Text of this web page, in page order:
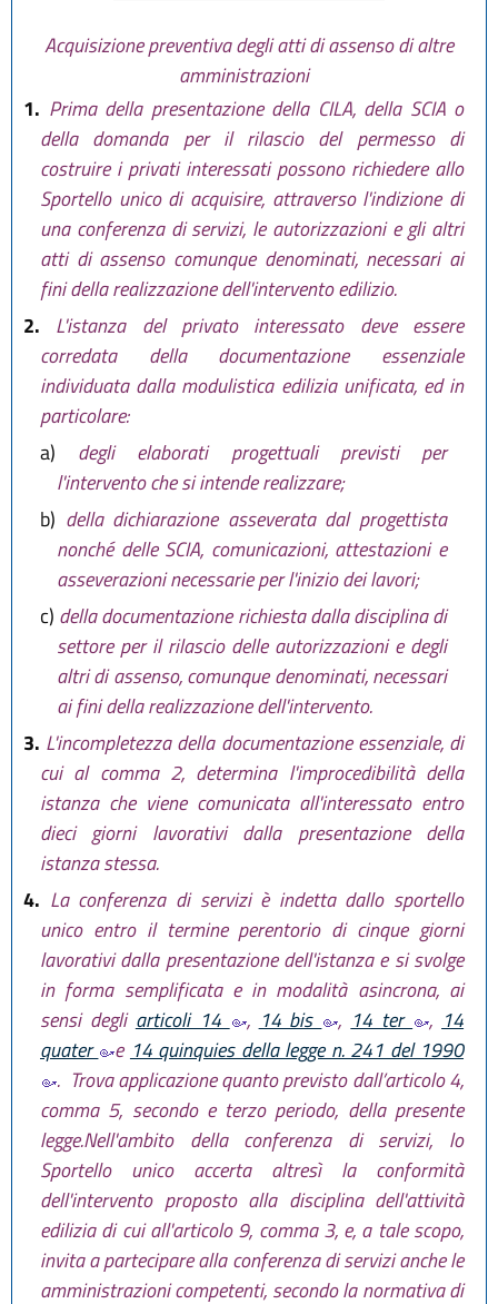
L.R. 20 maggio 2021, n. 5)
Acquisizione preventiva degli atti di assenso di altre
amministrazioni
1. Prima della presentazione della CILA, della SCIA o
della domanda per il rilascio del permesso di
costruire i privati interessati possono richiedere allo
Sportello unico di acquisire, attraverso l'indizione di
una conferenza di servizi, le autorizzazioni e gli altri
atti di assenso comunque denominati, necessari ai
fini della realizzazione dell'intervento edilizio.
2. L'istanza del privato interessato deve essere
corredata della documentazione essenziale
individuata dalla modulistica edilizia unificata, ed in
particolare:
a)
degli elaborati progettuali previsti per
l'intervento che si intende realizzare;
b) della dichiarazione asseverata dal progettista
nonché delle SCIA, comunicazioni, attestazioni e
asseverazioni necessarie per l'inizio dei lavori;
c) della documentazione richiesta dalla disciplina di
settore per il rilascio delle autorizzazioni e degli
altri di assenso, comunque denominati, necessari
ai fini della realizzazione dell'intervento.
3. L'incompletezza della documentazione essenziale, di
cui al comma 2, determina l'improcedibilità della
istanza che viene comunicata all'interessato entro
dieci giorni lavorativi dalla presentazione della
istanza stessa.
4. La conferenza di servizi è indetta dallo sportello
unico entro il termine perentorio di cinque giorni
lavorativi dalla presentazione dell'istanza e si svolge
in forma semplificata e in modalità asincrona, ai
sensi degli articoli 14 , 14 bis , 14 ter , 14
quater
e 14 quinquies della legge n. 241 del 1990
. Trova applicazione quanto previsto dall’articolo 4,
comma 5, secondo e terzo periodo, della presente
legge.Nell'ambito della conferenza di servizi, lo
Sportello unico accerta altresì la conformità
dell'intervento proposto alla disciplina dell'attività
edilizia di cui all'articolo 9, comma 3, e, a tale scopo,
invita a partecipare alla conferenza di servizi anche le
amministrazioni competenti, secondo la normativa di